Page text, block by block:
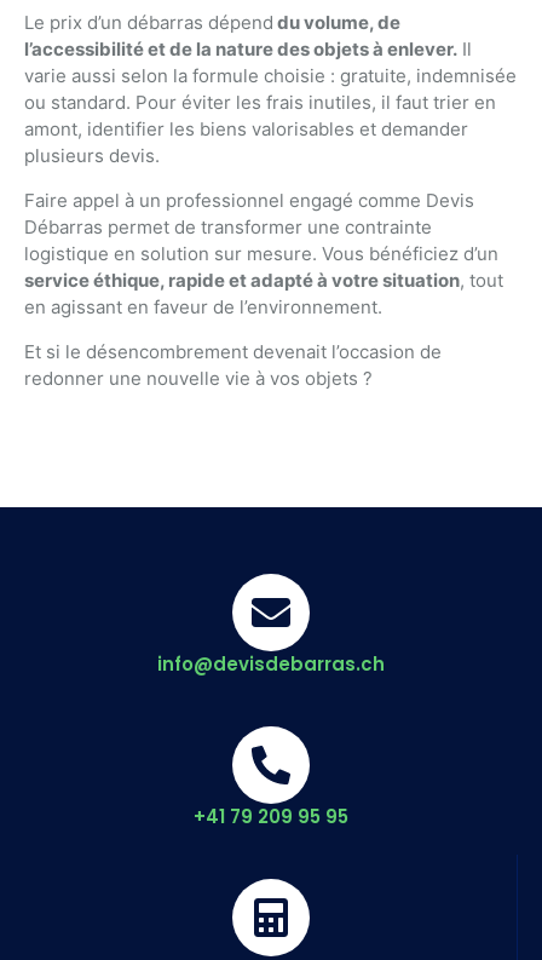
Le prix d’un débarras dépend du volume, de
l’accessibilité et de la nature des objets à enlever. Il
varie aussi selon la formule choisie : gratuite, indemnisée
ou standard. Pour éviter les frais inutiles, il faut trier en
amont, identifier les biens valorisables et demander
plusieurs devis.
Faire appel à un professionnel engagé comme Devis
Débarras permet de transformer une contrainte
logistique en solution sur mesure. Vous bénéficiez d’un
service éthique, rapide et adapté à votre situation, tout
en agissant en faveur de l’environnement.
Et si le désencombrement devenait l’occasion de
redonner une nouvelle vie à vos objets ?
info@devisdebarras.ch
+41 79 209 95 95